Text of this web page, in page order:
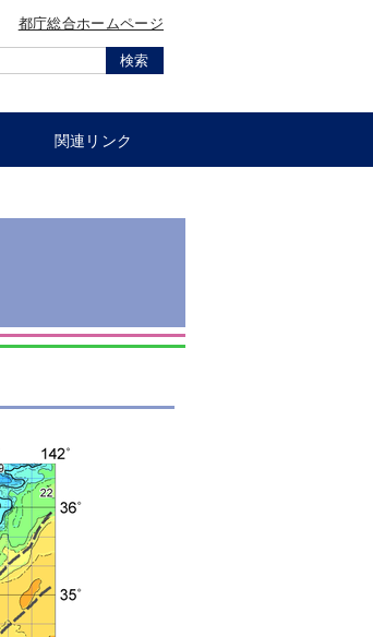
都庁総合ホームページ
検索
関連リンク